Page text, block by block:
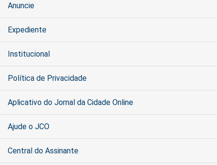
Anuncie
Expediente
Institucional
Política de Privacidade
Aplicativo do Jornal da Cidade Online
Ajude o JCO
Central do Assinante